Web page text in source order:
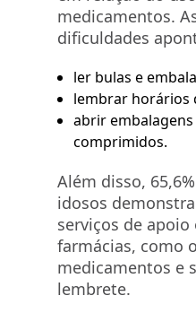
medicamentos.
dificuldades
ler bulas e
lembrar horários
abrir
comprimidos.
Além disso,
idosos
serviços de
farmácias, como
medicamentos e
lembrete.